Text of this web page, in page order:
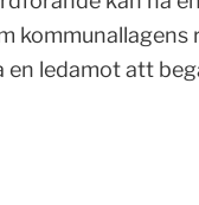
en ledamot att